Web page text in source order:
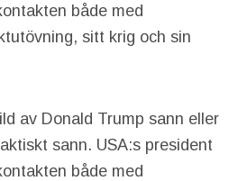
både med
sitt krig och sin
av Donald Trump sann eller
sann. USA:s president
både med